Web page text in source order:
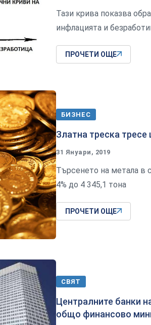
Тази крива показва
инфлацията и
ПРОЧЕТИ ОЩЕ
БИЗНЕС
Златна треска тресе
31 Януари, 2019
Tъpceнeтo нa метала
4% дo 4 345,1 тoнa
ПРОЧЕТИ ОЩЕ
СВЯТ
Централните банки
общо финансово